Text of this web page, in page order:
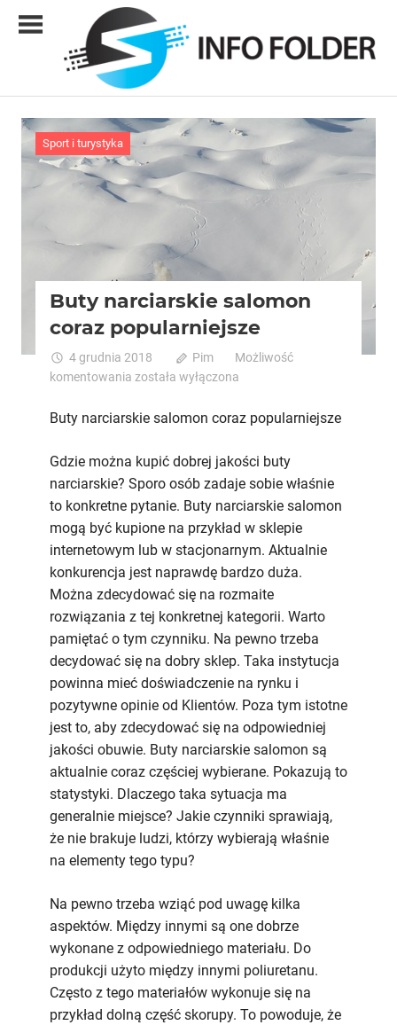
folder
Sport i turystyka
Buty narciarskie salomon
coraz popularniejsze
4 grudnia 2018 Pim
Możliwość
komentowania Buty
salomon
popularniejsze
została wyłączona
Buty narciarskie salomon coraz popularniejsze
Gdzie można kupić dobrej jakości buty
narciarskie? Sporo osób zadaje sobie właśnie
to konkretne pytanie. Buty narciarskie salomon
mogą być kupione na przykład w sklepie
internetowym lub w stacjonarnym. Aktualnie
konkurencja jest naprawdę bardzo duża.
Można zdecydować się na rozmaite
rozwiązania z tej konkretnej kategorii. Warto
pamiętać o tym czynniku. Na pewno trzeba
decydować się na dobry sklep. Taka instytucja
powinna mieć doświadczenie na rynku i
pozytywne opinie od Klientów. Poza tym istotne
jest to, aby zdecydować się na odpowiedniej
jakości obuwie. Buty narciarskie salomon są
aktualnie coraz częściej wybierane. Pokazują to
statystyki. Dlaczego taka sytuacja ma
generalnie miejsce? Jakie czynniki sprawiają,
że nie brakuje ludzi, którzy wybierają właśnie
na elementy tego typu?
Na pewno trzeba wziąć pod uwagę kilka
aspektów. Między innymi są one dobrze
wykonane z odpowiedniego materiału. Do
produkcji użyto między innymi poliuretanu.
Często z tego materiałów wykonuje się na
przykład dolną część skorupy. To powoduje, że